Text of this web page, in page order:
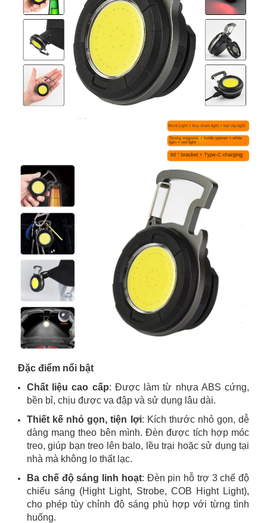
Đặc điểm nổi bật
Chất liệu cao cấp: Được làm từ nhựa ABS cứng,
bền bỉ, chịu được va đập và sử dụng lâu dài.
Thiết kế nhỏ gọn, tiện lợi: Kích thước nhỏ gọn, dễ
dàng mang theo bên mình. Đèn được tích hợp móc
treo, giúp bạn treo lên balo, lều trại hoặc sử dụng tại
nhà mà không lo thất lạc.
Ba chế độ sáng linh hoạt: Đèn pin hỗ trợ 3 chế độ
chiếu sáng (Hight Light, Strobe, COB Hight Light),
cho phép tùy chỉnh độ sáng phù hợp với từng tình
huống.